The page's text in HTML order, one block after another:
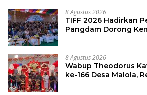
8 Agustus 2026
TIFF 2026 Hadirkan
Pangdam Dorong
8 Agustus 2026
Wabup Theodorus
ke-166 Desa Malola,